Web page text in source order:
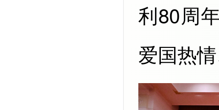
利80周
爱国热